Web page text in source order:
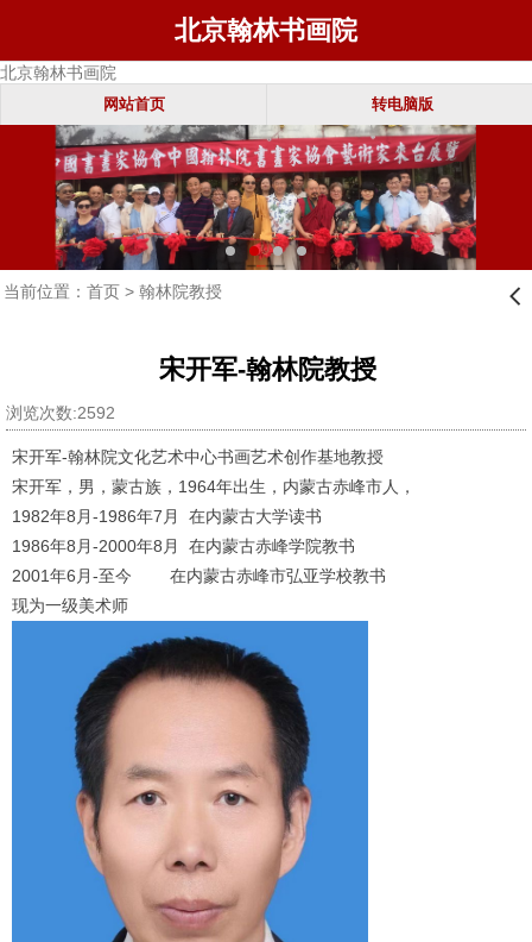
北京翰林书画院
北京翰林书画院
网站首页 转电脑版
当前位置： 首页> 翰林院教授 󰊒
宋开军-翰林院教授
浏览次数:2592
宋开军-翰林院文化艺术中心书画艺术创作基地教授
宋开军，男，蒙古族，1964年出生，内蒙古赤峰市人，
1982年8月-1986年7月 在内蒙古大学读书
1986年8月-2000年8月 在内蒙古赤峰学院教书
2001年6月-至今 在内蒙古赤峰市弘亚学校教书
现为一级美术师